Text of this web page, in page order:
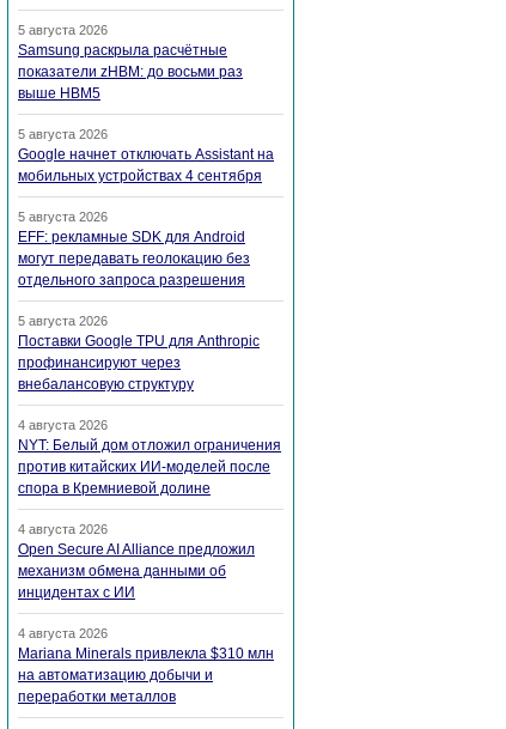
5 августа 2026
Samsung раскрыла расчётные
показатели zHBM: до восьми раз
выше HBM5
5 августа 2026
Google начнет отключать Assistant на
мобильных устройствах 4 сентября
5 августа 2026
EFF: рекламные SDK для Android
могут передавать геолокацию без
отдельного запроса разрешения
5 августа 2026
Поставки Google TPU для Anthropic
профинансируют через
внебалансовую структуру
4 августа 2026
NYT: Белый дом отложил ограничения
против китайских ИИ-моделей после
спора в Кремниевой долине
4 августа 2026
Open Secure AI Alliance предложил
механизм обмена данными об
инцидентах с ИИ
4 августа 2026
Mariana Minerals привлекла $310 млн
на автоматизацию добычи и
переработки металлов